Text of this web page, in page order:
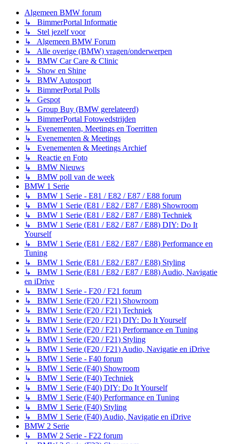
Algemeen BMW forum
↳ BimmerPortal Informatie
↳ Stel jezelf voor
↳ Algemeen BMW Forum
↳ Alle overige (BMW) vragen/onderwerpen
↳ BMW Car Care & Clinic
↳ Show en Shine
↳ BMW Autosport
↳ BimmerPortal Polls
↳ Gespot
↳ Group Buy (BMW gerelateerd)
↳ BimmerPortal Fotowedstrijden
↳ Evenementen, Meetings en Toerritten
↳ Evenementen & Meetings
↳ Evenementen & Meetings Archief
↳ Reactie en Foto
↳ BMW Nieuws
↳ BMW poll van de week
BMW 1 Serie
↳ BMW 1 Serie - E81 / E82 / E87 / E88 forum
↳ BMW 1 Serie (E81 / E82 / E87 / E88) Showroom
↳ BMW 1 Serie (E81 / E82 / E87 / E88) Techniek
↳ BMW 1 Serie (E81 / E82 / E87 / E88) DIY: Do It
Yourself
↳ BMW 1 Serie (E81 / E82 / E87 / E88) Performance en
Tuning
↳ BMW 1 Serie (E81 / E82 / E87 / E88) Styling
↳ BMW 1 Serie (E81 / E82 / E87 / E88) Audio, Navigatie
en iDrive
↳ BMW 1 Serie - F20 / F21 forum
↳ BMW 1 Serie (F20 / F21) Showroom
↳ BMW 1 Serie (F20 / F21) Techniek
↳ BMW 1 Serie (F20 / F21) DIY: Do It Yourself
↳ BMW 1 Serie (F20 / F21) Performance en Tuning
↳ BMW 1 Serie (F20 / F21) Styling
↳ BMW 1 Serie (F20 / F21) Audio, Navigatie en iDrive
↳ BMW 1 Serie - F40 forum
↳ BMW 1 Serie (F40) Showroom
↳ BMW 1 Serie (F40) Techniek
↳ BMW 1 Serie (F40) DIY: Do It Yourself
↳ BMW 1 Serie (F40) Performance en Tuning
↳ BMW 1 Serie (F40) Styling
↳ BMW 1 Serie (F40) Audio, Navigatie en iDrive
BMW 2 Serie
↳ BMW 2 Serie - F22 forum